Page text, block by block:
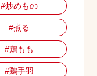
#炒めもの
#煮る
#鶏もも
#鶏手羽